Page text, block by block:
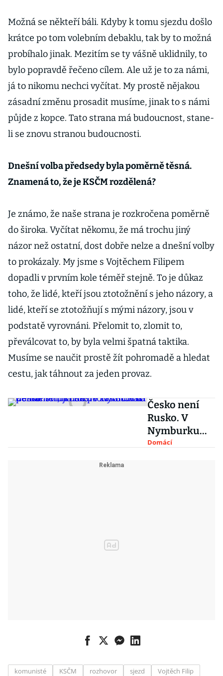
Možná se někteří báli. Kdyby k tomu sjezdu došlo
krátce po tom volebním debaklu, tak by to možná
probíhalo jinak. Mezitím se ty vášně uklidnily, to
bylo popravdě řečeno cílem. Ale už je to za námi,
já to nikomu nechci vyčítat. My prostě nějakou
zásadní změnu prosadit musíme, jinak to s námi
půjde z kopce. Tato strana má budoucnost, stane-
li se znovu stranou budoucnosti.
Dnešní volba předsedy byla poměrně těsná.
Znamená to, že je KSČM rozdělená?
Je známo, že naše strana je rozkročena poměrně
do široka. Vyčítat někomu, že má trochu jiný
názor než ostatní, dost dobře nelze a dnešní volby
to prokázaly. My jsme s Vojtěchem Filipem
dopadli v prvním kole téměř stejně. To je důkaz
toho, že lidé, kteří jsou ztotožnění s jeho názory, a
lidé, kteří se ztotožňují s mými názory, jsou v
podstatě vyrovnáni. Přelomit to, zlomit to,
převálcovat to, by byla velmi špatná taktika.
Musíme se naučit prostě žít pohromadě a hledat
cestu, jak táhnout za jeden provaz.
Česko není
Rusko. V
Nymburku
demonstrují
Domácí
komunisté KSČM rozhovor sjezd
Vojtěch Filip